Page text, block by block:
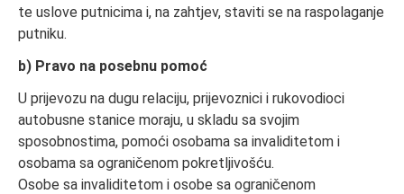
te uslove putnicima i, na zahtjev, staviti se na raspolaganje
putniku.
b) Pravo na posebnu pomoć
U prijevozu na dugu relaciju, prijevoznici i rukovodioci
autobusne stanice moraju, u skladu sa svojim
sposobnostima, pomoći osobama sa invaliditetom i
osobama sa ograničenom pokretljivošću.
Osobe sa invaliditetom i osobe sa ograničenom